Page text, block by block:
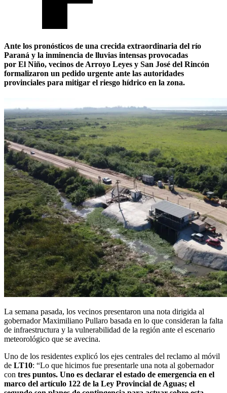
Ante los pronósticos de una crecida extraordinaria del río
Paraná y la inminencia de lluvias intensas provocadas
por El Niño, vecinos de Arroyo Leyes y San José del Rincón
formalizaron un pedido urgente ante las autoridades
provinciales para mitigar el riesgo hídrico en la zona.
La semana pasada, los vecinos presentaron una nota dirigida al
gobernador Maximiliano Pullaro basada en lo que consideran la falta
de infraestructura y la vulnerabilidad de la región ante el escenario
meteorológico que se avecina.
Uno de los residentes explicó los ejes centrales del reclamo al móvil
de LT10: “Lo que hicimos fue presentarle una nota al gobernador
con tres puntos. Uno es declarar el estado de emergencia en el
marco del artículo 122 de la Ley Provincial de Aguas; el